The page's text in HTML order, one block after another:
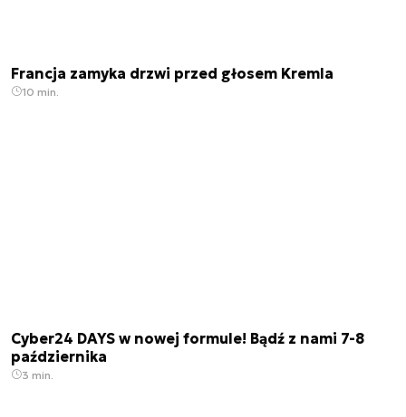
Francja zamyka drzwi przed głosem Kremla
10 min.
Cyber24 DAYS w nowej formule! Bądź z nami 7-8
października
3 min.